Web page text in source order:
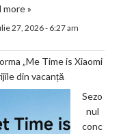
more »
27, 2026 - 6:27 am
„Me Time is Xiaomi
din vacanță
Sezo
nul
conc